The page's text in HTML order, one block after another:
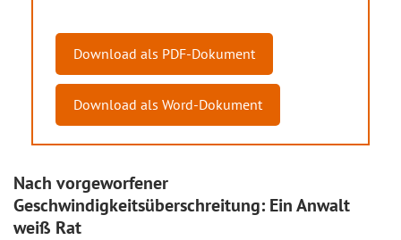
Download als PDF-Dokument
Download als Word-Dokument
Nach vorgeworfener
Geschwindigkeitsüberschreitung: Ein Anwalt
weiß Rat